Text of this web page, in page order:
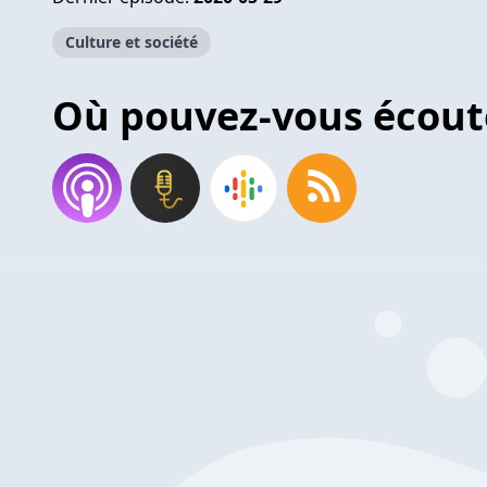
Culture et société
Où pouvez-vous